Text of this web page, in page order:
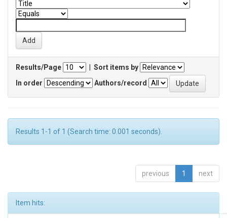
Results/Page
Sort items by
In order
Authors/record
Results 1-1 of 1 (Search time: 0.001 seconds).
previous 1 next
Item hits: